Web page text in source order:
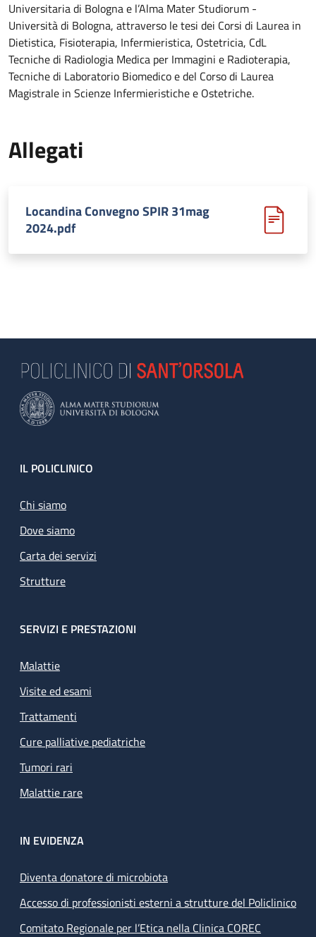
Universitaria di Bologna e l’Alma Mater Studiorum -
Università di Bologna, attraverso le tesi dei Corsi di Laurea in
Dietistica, Fisioterapia, Infermieristica, Ostetricia, CdL
Tecniche di Radiologia Medica per Immagini e Radioterapia,
Tecniche di Laboratorio Biomedico e del Corso di Laurea
Magistrale in Scienze Infermieristiche e Ostetriche.
Allegati
Locandina Convegno SPIR 31mag
2024.pdf
Footer
IL POLICLINICO
Chi siamo
Dove siamo
Carta dei servizi
Strutture
SERVIZI E PRESTAZIONI
Malattie
Visite ed esami
Trattamenti
Cure palliative pediatriche
Tumori rari
Malattie rare
IN EVIDENZA
Diventa donatore di microbiota
Accesso di professionisti esterni a strutture del Policlinico
Comitato Regionale per l’Etica nella Clinica COREC